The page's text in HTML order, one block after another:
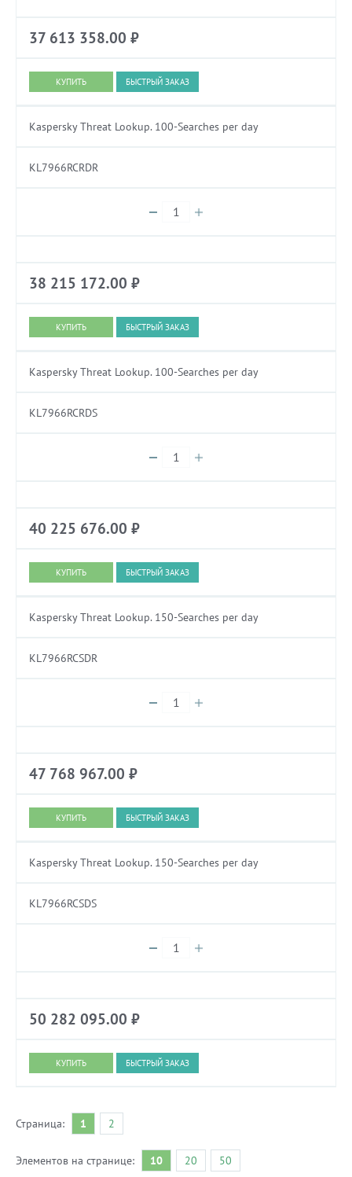
37 613 358.00 ₽
БЫСТРЫЙ ЗАКАЗ
Kaspersky Threat Lookup. 100-Searches per day
KL7966RCRDR
38 215 172.00 ₽
БЫСТРЫЙ ЗАКАЗ
Kaspersky Threat Lookup. 100-Searches per day
KL7966RCRDS
40 225 676.00 ₽
БЫСТРЫЙ ЗАКАЗ
Kaspersky Threat Lookup. 150-Searches per day
KL7966RCSDR
47 768 967.00 ₽
БЫСТРЫЙ ЗАКАЗ
Kaspersky Threat Lookup. 150-Searches per day
KL7966RCSDS
50 282 095.00 ₽
БЫСТРЫЙ ЗАКАЗ
Страница: 1 2
Элементов на странице: 10 20 50